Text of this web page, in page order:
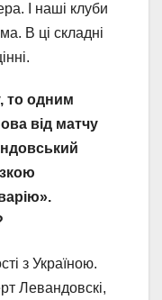
І наші клуби
В ці складні
то одним
від матчу
з Україною.
Левандовскі,